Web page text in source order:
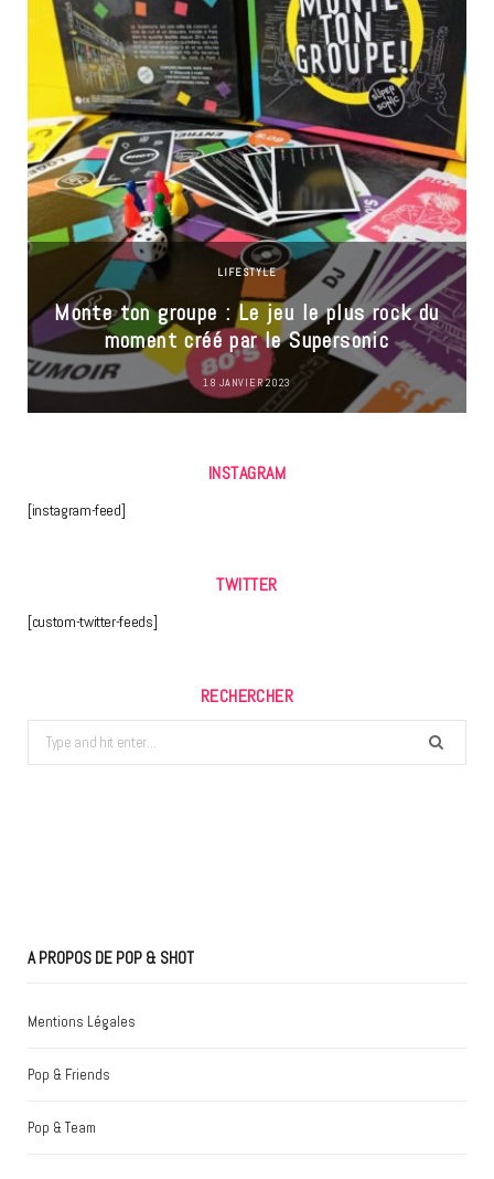
LIFESTYLE
Monte ton groupe : Le jeu le plus rock du
moment créé par le Supersonic
18 JANVIER 2023
INSTAGRAM
[instagram-feed]
TWITTER
[custom-twitter-feeds]
RECHERCHER
Search
for:
A PROPOS DE POP & SHOT
Mentions Légales
Pop & Friends
Pop & Team